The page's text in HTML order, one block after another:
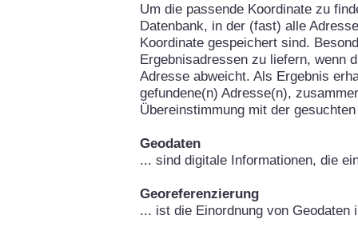
Um die passende Koordinate zu
Datenbank, in der (fast) alle
Koordinate gespeichert sind.
Ergebnisadressen zu liefern, wenn
Adresse abweicht. Als Ergebnis
gefundene(n) Adresse(n),
Übereinstimmung mit der
Geodaten
... sind digitale Informationen, die
Georeferenzierung
... ist die Einordnung von